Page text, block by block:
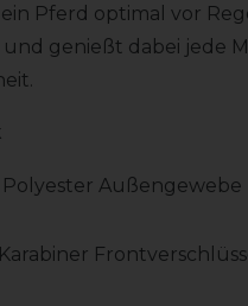
Pferd optimal vor
genießt dabei jede
Polyester Außengewebe